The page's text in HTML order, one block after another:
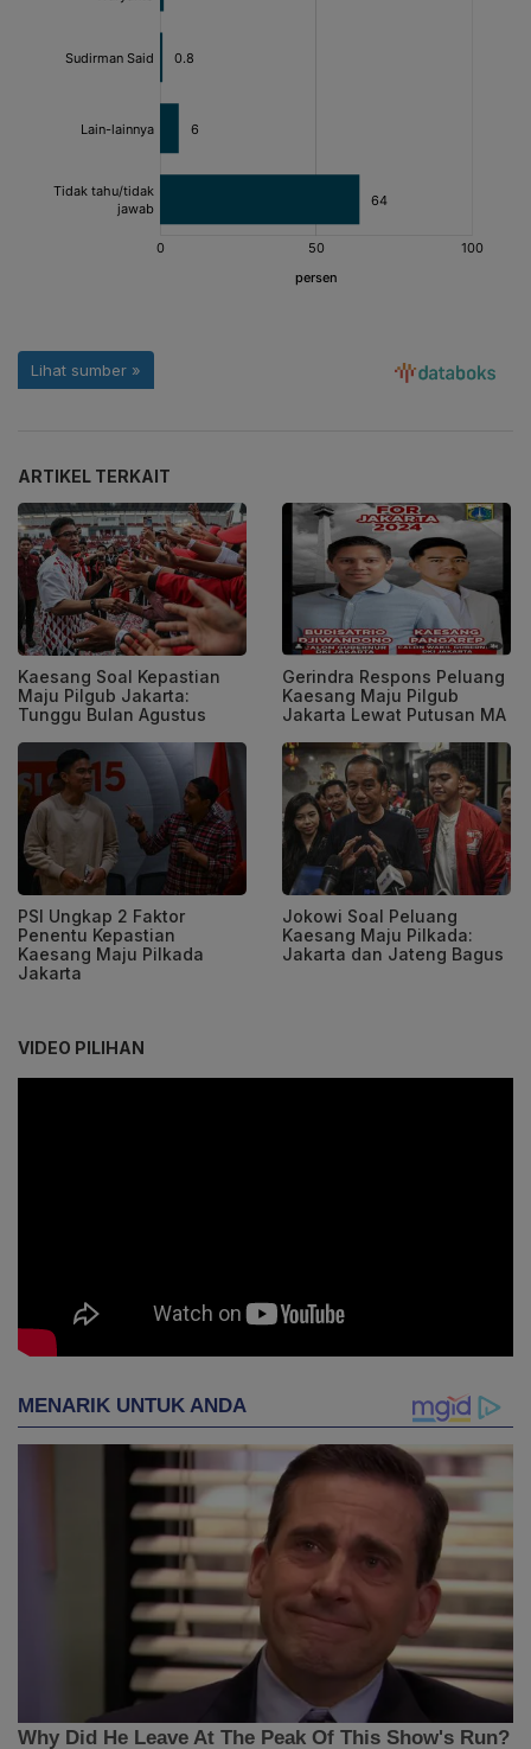
ARTIKEL TERKAIT
Kaesang Soal Kepastian
Maju Pilgub Jakarta:
Tunggu Bulan Agustus
Gerindra Respons Peluang
Kaesang Maju Pilgub
Jakarta Lewat Putusan MA
PSI Ungkap 2 Faktor
Penentu Kepastian
Kaesang Maju Pilkada
Jakarta
Jokowi Soal Peluang
Kaesang Maju Pilkada:
Jakarta dan Jateng Bagus
VIDEO PILIHAN